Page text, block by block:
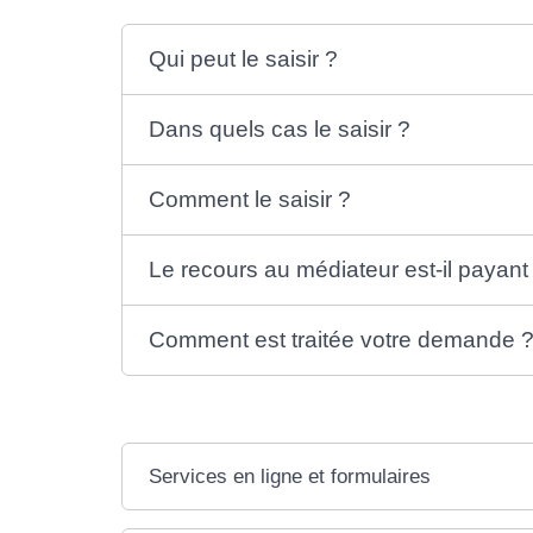
Qui peut le saisir ?
Dans quels cas le saisir ?
Comment le saisir ?
Le recours au médiateur est-il payant
Comment est traitée votre demande
Services en ligne et formulaires